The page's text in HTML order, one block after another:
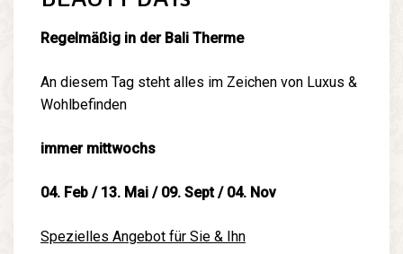
Regelmäßig in der Bali Therme
An diesem Tag steht alles im Zeichen von Luxus &
Wohlbefinden
immer mittwochs
04. Feb / 13. Mai / 09. Sept / 04. Nov
Spezielles Angebot für Sie & Ihn